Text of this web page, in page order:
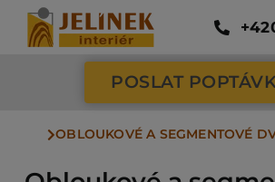
Přeskočit
obsah
POSLAT
OBLOUKOVÉ A SEGMENTOVÉ